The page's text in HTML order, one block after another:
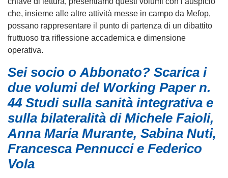
che, insieme alle altre attività messe in campo da Mefop,
possano rappresentare il punto di partenza di un dibattito
fruttuoso tra riflessione accademica e dimensione
operativa.
Sei socio o Abbonato? Scarica i
due volumi del Working Paper n.
44 Studi sulla sanità integrativa e
sulla bilateralità di Michele Faioli,
Anna Maria Murante, Sabina Nuti,
Francesca Pennucci e Federico
Vola